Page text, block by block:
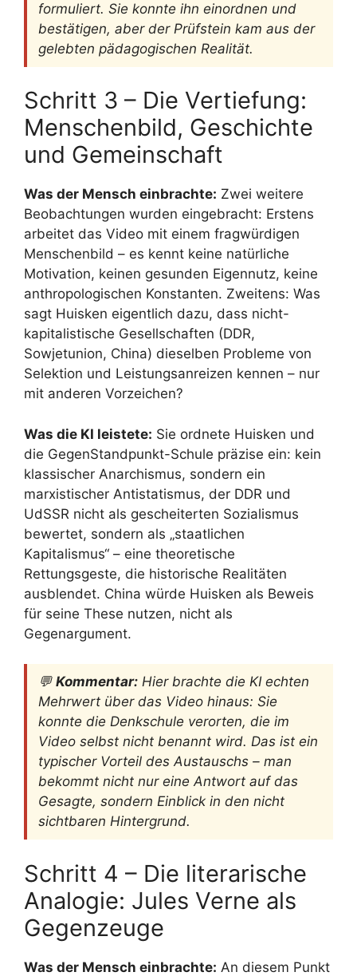
formuliert. Sie konnte ihn einordnen und
bestätigen, aber der Prüfstein kam aus der
gelebten pädagogischen Realität.
Schritt 3 – Die Vertiefung:
Menschenbild, Geschichte
und Gemeinschaft
Was der Mensch einbrachte: Zwei weitere
Beobachtungen wurden eingebracht: Erstens
arbeitet das Video mit einem fragwürdigen
Menschenbild – es kennt keine natürliche
Motivation, keinen gesunden Eigennutz, keine
anthropologischen Konstanten. Zweitens: Was
sagt Huisken eigentlich dazu, dass nicht-
kapitalistische Gesellschaften (DDR,
Sowjetunion, China) dieselben Probleme von
Selektion und Leistungsanreizen kennen – nur
mit anderen Vorzeichen?
Was die KI leistete: Sie ordnete Huisken und
die GegenStandpunkt-Schule präzise ein: kein
klassischer Anarchismus, sondern ein
marxistischer Antistatismus, der DDR und
UdSSR nicht als gescheiterten Sozialismus
bewertet, sondern als „staatlichen
Kapitalismus“ – eine theoretische
Rettungsgeste, die historische Realitäten
ausblendet. China würde Huisken als Beweis
für seine These nutzen, nicht als
Gegenargument.
💬 Kommentar: Hier brachte die KI echten
Mehrwert über das Video hinaus: Sie
konnte die Denkschule verorten, die im
Video selbst nicht benannt wird. Das ist ein
typischer Vorteil des Austauschs – man
bekommt nicht nur eine Antwort auf das
Gesagte, sondern Einblick in den nicht
sichtbaren Hintergrund.
Schritt 4 – Die literarische
Analogie: Jules Verne als
Gegenzeuge
Was der Mensch einbrachte: An diesem Punkt